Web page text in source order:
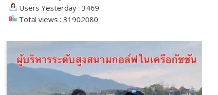
Users Yesterday : 3469
Total views : 31902080